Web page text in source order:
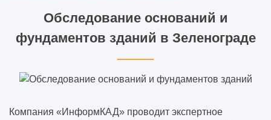
Обследование оснований и
фундаментов зданий в Зеленограде
Компания «ИнформКАД» проводит экспертное